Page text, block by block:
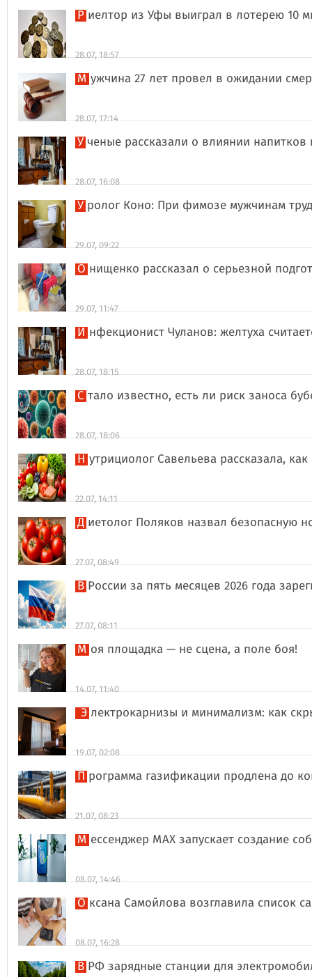
Риелтор из Уфы выиграл в лотерею 10
28.07, 18:57
Мужчина 27 лет провел в ожидании
28.07, 17:14
Ученые рассказали о влиянии
28.07, 16:08
Уролог Коно: При фимозе мужчинам
29.07, 09:22
Онищенко рассказал о серьезной
29.07, 11:47
Инфекционист Чуланов: желтуха
28.07, 18:15
Стало известно, есть ли риск заноса
28.07, 18:06
Нутрициолог Савельева рассказала,
22.07, 14:11
Диетолог Поляков назвал безопасную
27.07, 08:49
В России за пять месяцев 2026 года
27.07, 08:11
Моя площадка — не сцена, а поле боя!
14.07, 11:40
Электрокарнизы и минимализм: как
19.07, 02:08
Программа газификации продлена до
21.07, 08:23
Мессенджер MAX запускает создание
08.07, 14:46
Оксана Самойлова возглавила список
08.07, 16:28
В РФ зарядные станции для